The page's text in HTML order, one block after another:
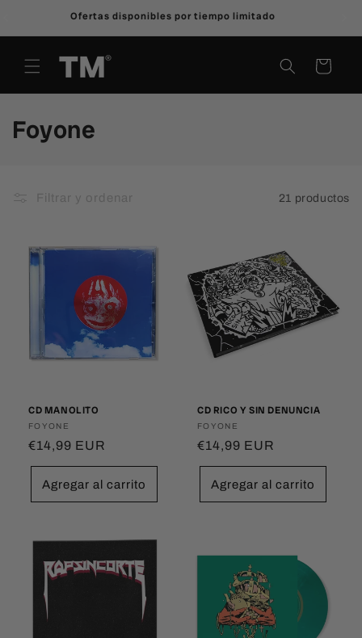
directamenteOfertas disponibles por tiempo limitado
Carrito
C
l
Foyone
Filtrar y ordenar 21 productos
CD MANOLITO
Proveedor:
FOYONE
Precio
habitual
€14,99 EUR
Agregar al carrito
CD RICO Y SIN DENUNCIA
Proveedor:
FOYONE
Precio
habitual
€14,99 EUR
Agregar al carrito